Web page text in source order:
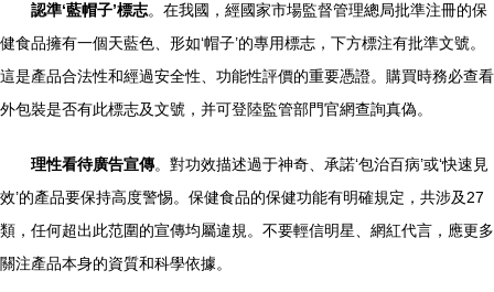
認準‘藍帽子’標志。在我國，經國家市場監督管理總局批準注冊的保
健食品擁有一個天藍色、形如‘帽子’的專用標志，下方標注有批準文號。
這是產品合法性和經過安全性、功能性評價的重要憑證。購買時務必查看
外包裝是否有此標志及文號，并可登陸監管部門官網查詢真偽。
理性看待廣告宣傳。對功效描述過于神奇、承諾‘包治百病’或‘快速見
效’的產品要保持高度警惕。保健食品的保健功能有明確規定，共涉及27
類，任何超出此范圍的宣傳均屬違規。不要輕信明星、網紅代言，應更多
關注產品本身的資質和科學依據。